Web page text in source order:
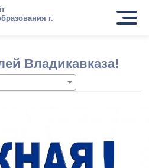
г.
Владикавказа!